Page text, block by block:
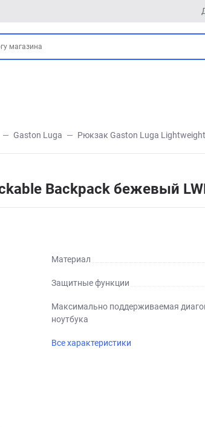
Gaston Luga Рюкзак Gaston Luga
Backpack бежевый
Материал
Защитные функции
Максимально поддерживаемая
ноутбука
Все характеристики